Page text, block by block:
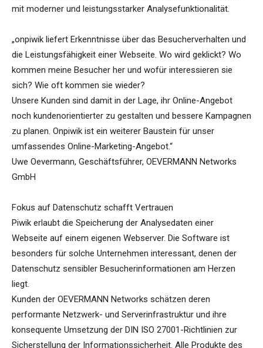
mit moderner und leistungsstarker Analysefunktionalität.
„onpiwik liefert Erkenntnisse über das Besucherverhalten und
die Leistungsfähigkeit einer Webseite. Wo wird geklickt? Wo
kommen meine Besucher her und wofür interessieren sie
sich? Wie oft kommen sie wieder?
Unsere Kunden sind damit in der Lage, ihr Online-Angebot
noch kundenorientierter zu gestalten und bessere Kampagnen
zu planen. Onpiwik ist ein weiterer Baustein für unser
umfassendes Online-Marketing-Angebot.“
Uwe Oevermann, Geschäftsführer, OEVERMANN Networks
GmbH
Fokus auf Datenschutz schafft Vertrauen
Piwik erlaubt die Speicherung der Analysedaten einer
Webseite auf einem eigenen Webserver. Die Software ist
besonders für solche Unternehmen interessant, denen der
Datenschutz sensibler Besucherinformationen am Herzen
liegt.
Kunden der OEVERMANN Networks schätzen deren
performante Netzwerk- und Serverinfrastruktur und ihre
konsequente Umsetzung der DIN ISO 27001-Richtlinien zur
Sicherstellung der Informationssicherheit. Alle Produkte des